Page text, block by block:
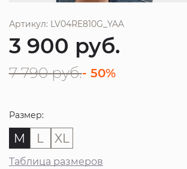
Артикул: LV04RE810G_YAA
3 900 руб.
7 790 руб.- 50%
Размер:
M L XL
Таблица размеров